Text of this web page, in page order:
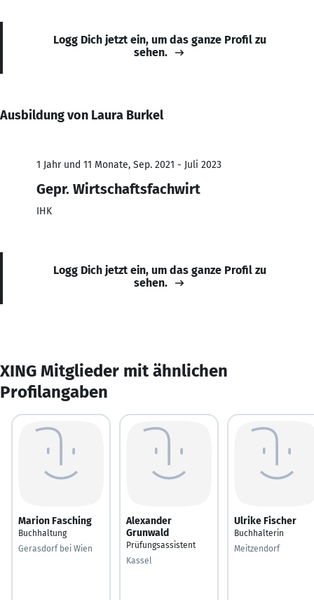
Logg Dich jetzt ein, um das ganze Profil zu
sehen.
Ausbildung von Laura Burkel
1 Jahr und 11 Monate, Sep. 2021 - Juli 2023
Gepr. Wirtschaftsfachwirt
IHK
Logg Dich jetzt ein, um das ganze Profil zu
sehen.
XING Mitglieder mit ähnlichen
Profilangaben
Marion Fasching
Buchhaltung
Gerasdorf bei Wien
Alexander
Grunwald
Prüfungsassistent
Kassel
Ulrike Fischer
Buchhalterin
Meitzendorf